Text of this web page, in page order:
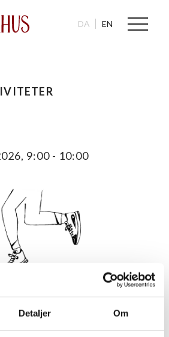
Detaljer Om
DA EN
9:00- 10:00
løbefamilie!
tirsdag og torsdag og hjælpes alle med
sørge for, at alle er med.
om du har løbet din 25. marathon